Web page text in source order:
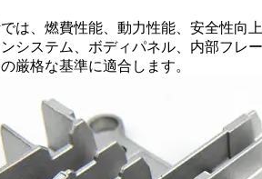
は、燃費性能、動力性能、安全性向
システム、ボディパネル、内部フレ
厳格な基準に適合します。